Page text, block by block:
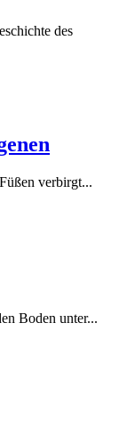
des
verbirgt...
Boden unter...